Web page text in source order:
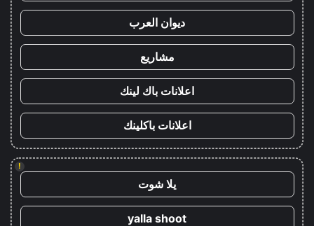
ديوان العرب
مشاريع
اعلانات باك لينك
اعلانات باكلينك
!
يلا شوت
yalla shoot